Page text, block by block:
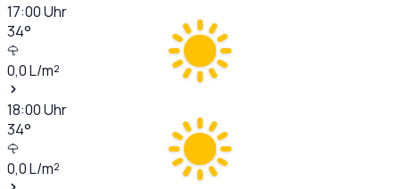
17:00Uhr
34°
0,0L/m²
18:00Uhr
34°
0,0L/m²